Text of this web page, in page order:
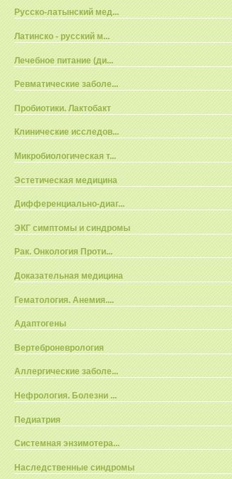
Русско-латынский мед...
Латинско - русский м...
Лечебное питание (ди...
Ревматические заболе...
Пробиотики. Лактобакт
Клинические исследов...
Микробиологическая т...
Эстетическая медицина
Дифференциально-диаг...
ЭКГ симптомы и синдромы
Рак. Онкология Проти...
Доказательная медицина
Гематология. Анемия....
Адаптогены
Вертеброневрология
Аллергические заболе...
Нефрология. Болезни ...
Педиатрия
Системная энзимотера...
Наследственные синдромы